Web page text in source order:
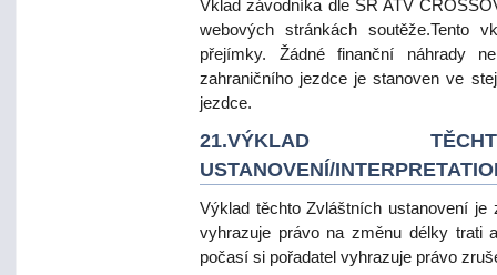
Vklad závodníka dle SŘ ATV
webových stránkách soutěže.Tento
přejímky. Žádné finanční náhrady
zahraničního jezdce je stanoven ve
jezdce.
21.VÝKLAD
USTANOVENÍ/
Výklad těchto Zvláštních ustanovení
vyhrazuje právo na změnu délky trati
počasí si pořadatel vyhrazuje právo